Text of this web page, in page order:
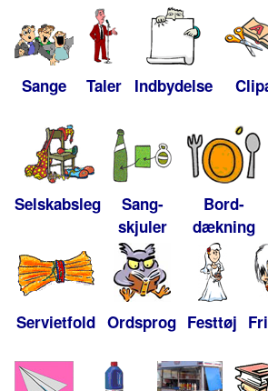
Sange Taler Indbydelse
Selskabsleg
Sang-
skjuler
Bord-
dækning
Servietfold Ordsprog Festtøj